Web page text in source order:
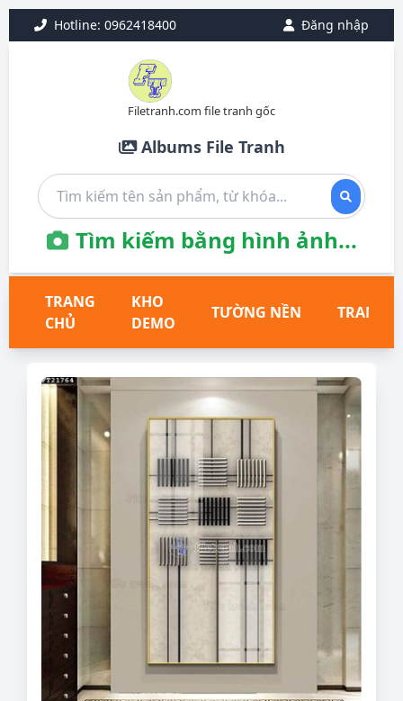
Hotline: 0962418400 Đăng nhập
Filetranh.com file tranh gốc
Albums File Tranh
Tìm kiếm bằng hình ảnh...
TRANG
CHỦ
KHO
DEMO
TƯỜNG NỀN TRANH